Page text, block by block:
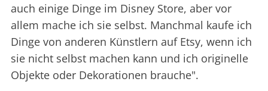
auch einige Dinge im Disney Store, aber vor
allem mache ich sie selbst. Manchmal kaufe ich
Dinge von anderen Künstlern auf Etsy, wenn ich
sie nicht selbst machen kann und ich originelle
Objekte oder Dekorationen brauche".